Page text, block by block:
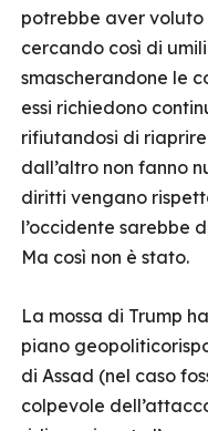
potrebbe aver
cercando così di
smascherandone le
essi richiedono
rifiutandosi di
dall’altro non fanno
diritti vengano
l’occidente sarebbe
Ma così non è stato.
La mossa di Trump
piano
di Assad (nel caso
colpevole